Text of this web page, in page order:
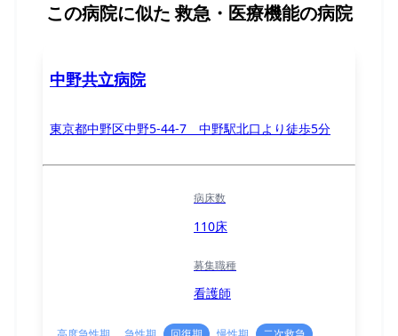
この病院に似た 救急・医療機能の病院
中野共立病院
東京都中野区中野5-44-7 中野駅北口より徒歩5分
病床数
110床
募集職種
看護師